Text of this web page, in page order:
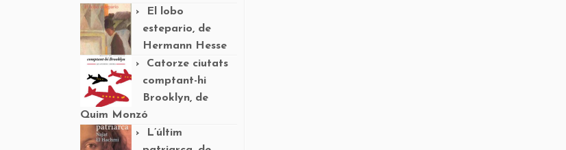
El lobo
estepario, de
Hermann Hesse
Catorze ciutats
comptant-hi
Brooklyn, de
Quim Monzó
L’últim